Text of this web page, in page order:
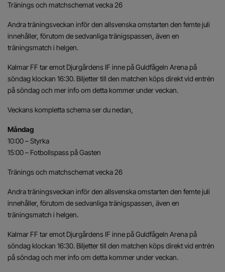
Tränings och matchschemat vecka 26
Andra träningsveckan inför den allsvenska omstarten den femte juli
innehåller, förutom de sedvanliga tränigspassen, även en
träningsmatch i helgen.
Kalmar FF tar emot Djurgårdens IF inne på Guldfågeln Arena på
söndag klockan 16:30. Biljetter till den matchen köps direkt vid entrén
på söndag och mer info om detta kommer under veckan.
Veckans kompletta schema ser du nedan,
Måndag
10:00 – Styrka
15:00 – Fotbollspass på Gasten
Tränings och matchschemat vecka 26
Andra träningsveckan inför den allsvenska omstarten den femte juli
innehåller, förutom de sedvanliga tränigspassen, även en
träningsmatch i helgen.
Kalmar FF tar emot Djurgårdens IF inne på Guldfågeln Arena på
söndag klockan 16:30. Biljetter till den matchen köps direkt vid entrén
på söndag och mer info om detta kommer under veckan.